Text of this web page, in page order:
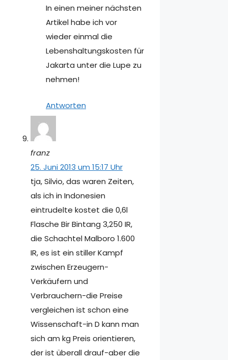
In einen meiner nächsten
Artikel habe ich vor
wieder einmal die
Lebenshaltungskosten für
Jakarta unter die Lupe zu
nehmen!
Antworten
franz
25. Juni 2013 um 15:17 Uhr
tja, Silvio, das waren Zeiten,
als ich in Indonesien
eintrudelte kostet die 0,6l
Flasche Bir Bintang 3,250 IR,
die Schachtel Malboro 1.600
IR, es ist ein stiller Kampf
zwischen Erzeugern-
Verkäufern und
Verbrauchern-die Preise
vergleichen ist schon eine
Wissenschaft-in D kann man
sich am kg Preis orientieren,
der ist überall drauf-aber die